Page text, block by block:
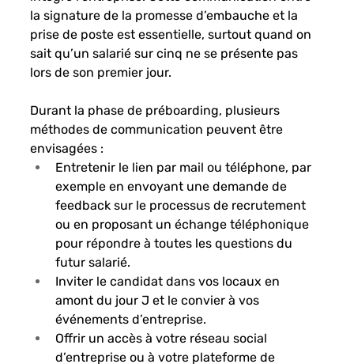
la signature de la promesse d’embauche et la
prise de poste est essentielle, surtout quand on
sait qu’un salarié sur cinq ne se présente pas
lors de son premier jour.
Durant la phase de préboarding, plusieurs
méthodes de communication peuvent être
envisagées :
Entretenir le lien par mail ou téléphone, par
exemple en envoyant une demande de
feedback sur le processus de recrutement
ou en proposant un échange téléphonique
pour répondre à toutes les questions du
futur salarié.
Inviter le candidat dans vos locaux en
amont du jour J et le convier à vos
événements d’entreprise.
Offrir un accès à votre réseau social
d’entreprise ou à votre plateforme de